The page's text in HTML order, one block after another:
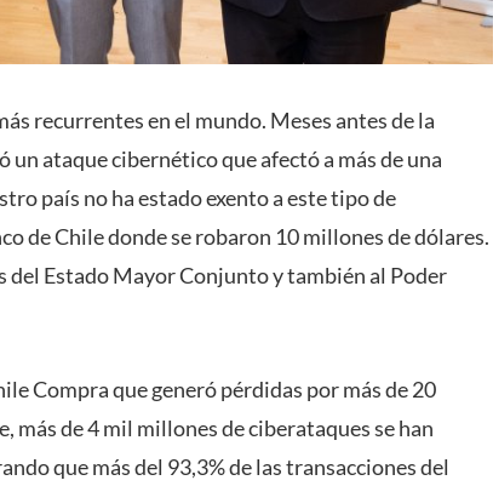
recurrentes en el mundo. Meses antes de la
un ataque cibernético que afectó a más de una
país no ha estado exento a este tipo de
de Chile donde se robaron 10 millones de dólares.
del Estado Mayor Conjunto y también al Poder
Compra que generó pérdidas por más de 20
de 4 mil millones de ciberataques se han
que más del 93,3% de las transacciones del